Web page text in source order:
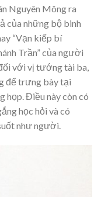
Nguyên Mông ra
của những bộ binh
“Vạn kiếp bí
Trần” của người
với vị tướng tài ba,
để trưng bày tại
họp. Điều này còn có
học hỏi và có
như người.